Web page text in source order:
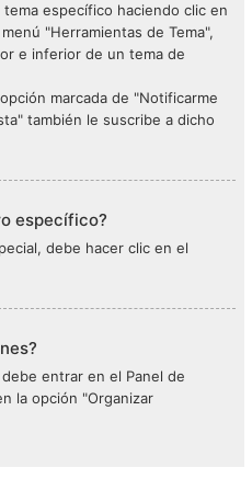
específico haciendo clic en
"Herramientas de Tema",
e inferior de un tema de
marcada de "Notificarme
también le suscribe a dicho
específico?
debe hacer clic en el
entrar en el Panel de
la opción "Organizar